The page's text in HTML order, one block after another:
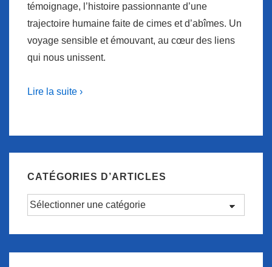
témoignage, l’histoire passionnante d’une
trajectoire humaine faite de cimes et d’abîmes. Un
voyage sensible et émouvant, au cœur des liens
qui nous unissent.
Lire la suite ›
CATÉGORIES D’ARTICLES
Catégories
d’articles